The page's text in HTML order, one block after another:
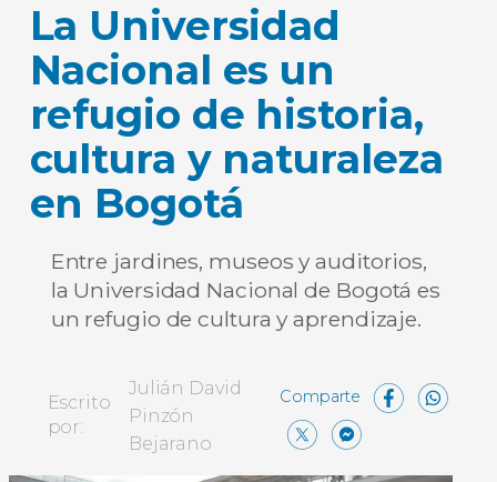
La Universidad
Nacional es un
refugio de historia,
cultura y naturaleza
en Bogotá
Entre jardines, museos y auditorios,
la Universidad Nacional de Bogotá es
un refugio de cultura y aprendizaje.
Escrito
por:
Julián David
Pinzón
Bejarano
X